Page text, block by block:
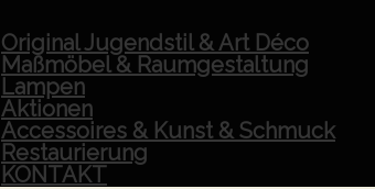
Original Jugendstil & Art Déco
Maßmöbel & Raumgestaltung
Lampen
Aktionen
Accessoires & Kunst & Schmuck
Restaurierung
KONTAKT